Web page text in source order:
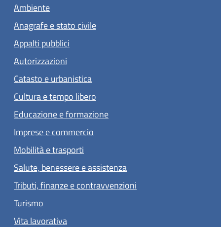
Ambiente
Anagrafe e stato civile
Appalti pubblici
Autorizzazioni
Catasto e urbanistica
Cultura e tempo libero
Educazione e formazione
Imprese e commercio
Mobilità e trasporti
Salute, benessere e assistenza
Tributi, finanze e contravvenzioni
Turismo
Vita lavorativa